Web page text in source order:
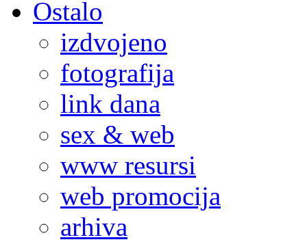
Ostalo
izdvojeno
fotografija
link dana
sex & web
www resursi
web promocija
arhiva